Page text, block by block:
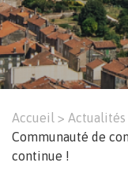
Fil
d'Ariane
Accueil Actualités
Communauté de
continue !